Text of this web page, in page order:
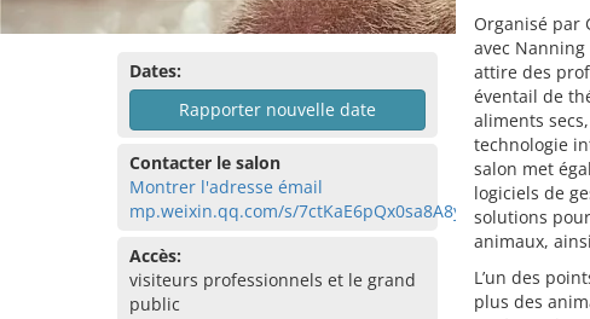
Dates:
Rapporter nouvelle date
Contacter le salon
Montrer l'adresse émail
mp.weixin.qq.com/s/7ctKaE6pQx0sa8A8yUPOGQ
Accès:
visiteurs professionnels et le grand
public
Organisé par
avec
attire des
éventail de
aliments
technologie
salon met
logiciels de
solutions
animaux,
L’un des
plus des